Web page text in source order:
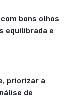
bons olhos
equilibrada e
priorizar a
de